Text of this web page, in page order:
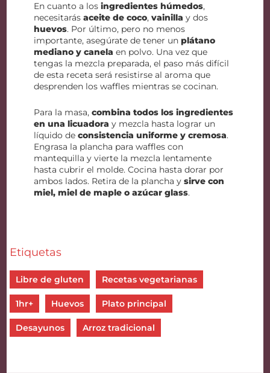
En cuanto a losingredientes húmedos,
necesitarásaceite de coco,vainilla y dos
huevos. Por último, pero no menos
importante, asegúrate de tener unplátano
mediano y canela en polvo. Una vez que
tengas la mezcla preparada, el paso más difícil
de esta receta será resistirse al aroma que
desprenden los waffles mientras se cocinan.
Para la masa,combina todos los ingredientes
en una licuadora y mezcla hasta lograr un
líquido deconsistencia uniforme y cremosa.
Engrasa la plancha para waffles con
mantequilla y vierte la mezcla lentamente
hasta cubrir el molde. Cocina hasta dorar por
ambos lados. Retira de la plancha ysirve con
miel, miel de maple o azúcar glass.
Etiquetas
Libre de gluten Recetas vegetarianas
1hr+ Huevos Plato principal
Desayunos Arroz tradicional